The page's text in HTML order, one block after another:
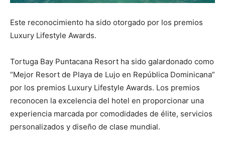
Este reconocimiento ha sido otorgado por los premios
Luxury Lifestyle Awards.
Tortuga Bay Puntacana Resort ha sido galardonado como
“Mejor Resort de Playa de Lujo en República Dominicana”
por los premios Luxury Lifestyle Awards. Los premios
reconocen la excelencia del hotel en proporcionar una
experiencia marcada por comodidades de élite, servicios
personalizados y diseño de clase mundial.